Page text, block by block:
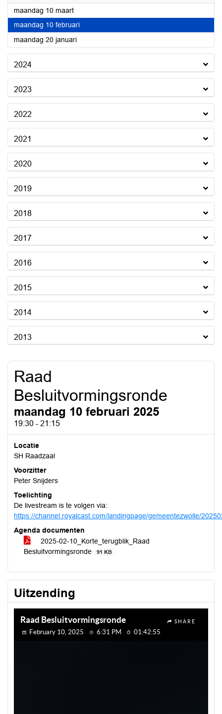
maandag 10 maart2025
maandag 10 februari2025
maandag 20 januari2025
2024
2023
2022
2021
2020
2019
2018
2017
2016
2015
2014
2013
Raad
Besluitvormingsronde
maandag 10 februari 2025
19:30 - 21:15
Locatie
SH Raadzaal
Voorzitter
Peter Snijders
Toelichting
De livestream is te volgen via:
https://channel.royalcast.com/landingpage/gemeentezwolle/
Agenda documenten
2025-02-10_Korte_terugblik_Raad
Besluitvormingsronde
91 KB
Uitzending